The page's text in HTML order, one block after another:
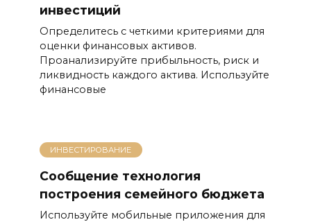
инвестиций
Определитесь с четкими критериями для
оценки финансовых активов.
Проанализируйте прибыльность, риск и
ликвидность каждого актива. Используйте
финансовые
ИНВЕСТИРОВАНИЕ
Сообщение технология
построения семейного бюджета
Используйте мобильные приложения для